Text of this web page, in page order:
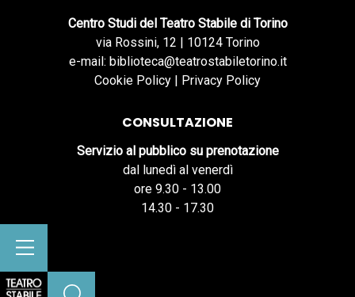
Centro Studi del Teatro Stabile di Torino
via Rossini, 12 | 10124 Torino
e-mail: biblioteca@teatrostabiletorino.it
Cookie Policy | Privacy Policy
CONSULTAZIONE
Servizio al pubblico su prenotazione
dal lunedì al venerdì
ore 9.30 - 13.00
14.30 - 17.30